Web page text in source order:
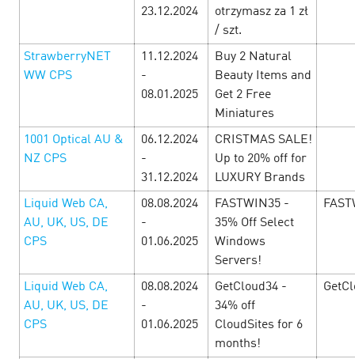
Черная пятница! — Легендарная
выгода с игровыми офферами!1
November’24
С 1 ноября по 30 ноября в Cityads дни невероятных
23.12.2024
otrzymasz za 1 zł
/ szt.
StrawberryNET
WW СPS
11.12.2024
-
08.01.2025
Buy 2 Natural
Beauty Items and
Get 2 Free
Miniatures
1001 Optical AU &
NZ CPS
06.12.2024
-
31.12.2024
CRISTMAS SALE!
Up to 20% off for
LUXURY Brands
Liquid Web CA,
AU, UK, US, DE
CPS
08.08.2024
-
01.06.2025
FASTWIN35 -
35% Off Select
Windows
Servers!
Liquid Web CA,
AU, UK, US, DE
CPS
08.08.2024
-
01.06.2025
GetCloud34 -
34% off
CloudSites for 6
months!